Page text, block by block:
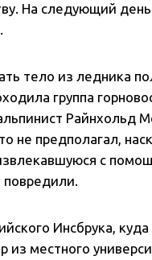
На следующий
тело из ледника
группа
Райнхольд
не предполагал,
с
Инсбрука,
из местного